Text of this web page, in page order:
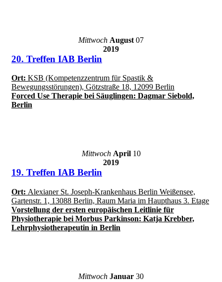
Mittwoch August 07
2019
20. Treffen IAB Berlin
Ort: KSB (Kompetenzzentrum für Spastik &
Bewegungsstörungen), Götzstraße 18, 12099 Berlin
Forced Use Therapie bei Säuglingen: Dagmar Siebold,
Berlin
Mittwoch April 10
2019
19. Treffen IAB Berlin
Ort: Alexianer St. Joseph-Krankenhaus Berlin Weißensee,
Gartenstr. 1, 13088 Berlin, Raum Maria im Haupthaus 3. Etage
Vorstellung der ersten europäischen Leitlinie für
Physiotherapie bei Morbus Parkinson: Katja Krebber,
Lehrphysiotherapeutin in Berlin
Mittwoch Januar 30